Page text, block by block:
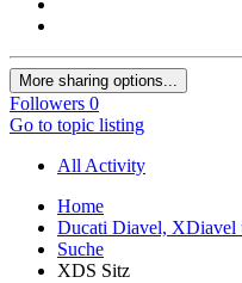
More sharing options...
Followers 0
Go to topic listing
All Activity
Home
Ducati Diavel, XDiavel
Suche
XDS Sitz